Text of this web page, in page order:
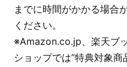
までに時間がかかる場合
ください。
※Amazon.co.jp、楽天ブ
ショップでは”特典対象